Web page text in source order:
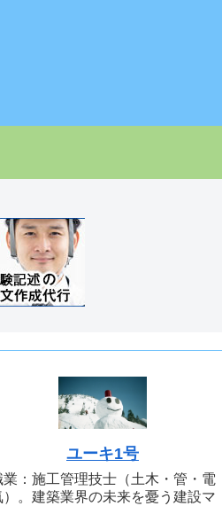
ユーキ1号
業：施工管理技士（土木・管・電
）。建築業界の未来を憂う建設マ